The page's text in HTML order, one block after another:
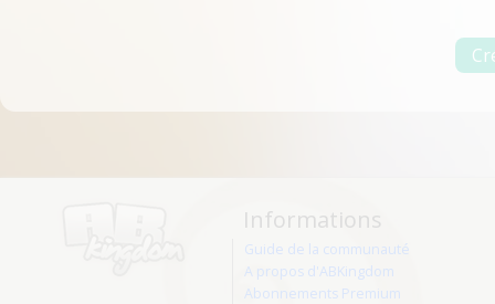
Informations
Guide de la communauté
A propos d'ABKingdom
Abonnements Premium